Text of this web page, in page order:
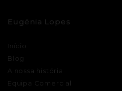
Eugénia Lopes
Início
Blog
A nossa história
Equipa Comercial